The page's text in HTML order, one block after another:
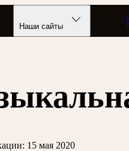
Наши сайты
музыки «Орфей»
15 мая 2020